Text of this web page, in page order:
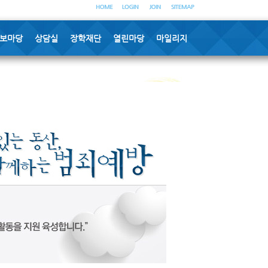
마당 상담실 장학재단 열린마당 마일리지